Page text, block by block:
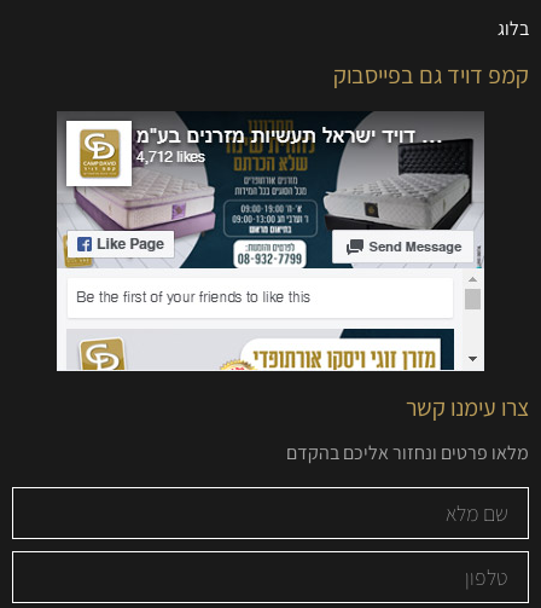
בלוג
קמפ דויד גם בפייסבוק
צרו עימנו קשר
מלאו פרטים ונחזור אליכם בהקדם